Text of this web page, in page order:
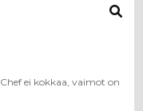
Chef ei kokkaa, vaimot on